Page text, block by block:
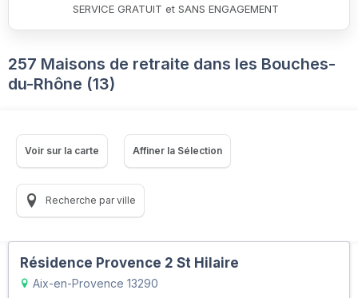
SERVICE GRATUIT et SANS ENGAGEMENT
257 Maisons de retraite dans les Bouches-
du-Rhône (13)
Voir sur la carte Affiner la Sélection
Recherche par ville
Résidence Provence 2 St Hilaire
Aix-en-Provence 13290